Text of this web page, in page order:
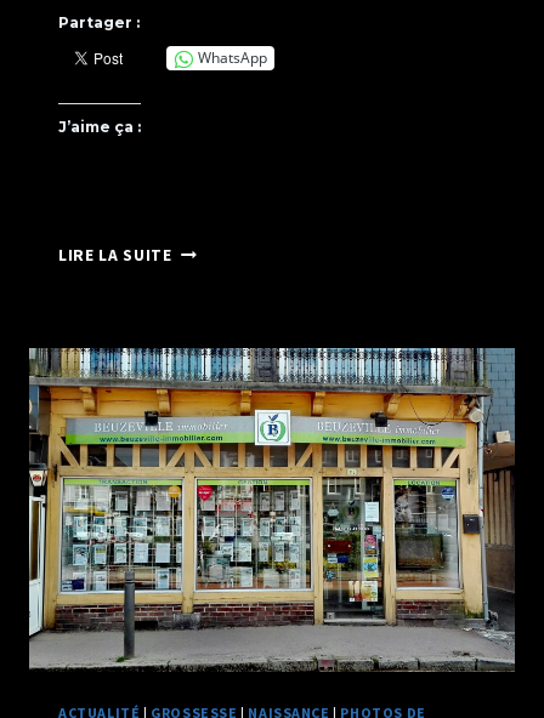
Partager :
WhatsApp
J’aime ça :
LIRE LA SUITEPHOTOGRAPHE
2019
ACTUALITÉ | GROSSESSE | NAISSANCE | PHOTOS DE